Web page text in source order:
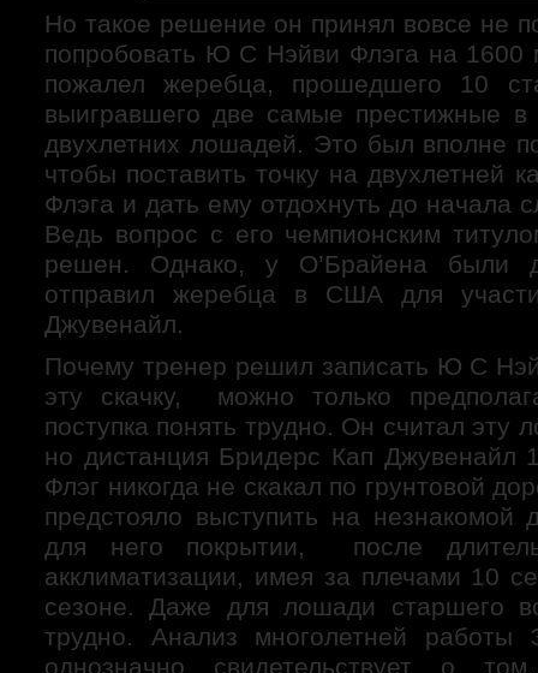
Но такое решение он принял вовсе не
попробовать Ю С Нэйви Флэга на 1600
пожалел жеребца, прошедшего 10
выигравшего две самые престижные в
двухлетних лошадей. Это был вполне
чтобы поставить точку на
Флэга и дать ему отдохнуть до начала
Ведь вопрос с его чемпионским
решен. Однако, у О’Брайена были
отправил жеребца в США для
Джувенайл.
Почему тренер решил записать Ю С
эту скачку, можно только
поступка понять трудно. Он считал эту
но дистанция Бридерс Кап
Флэг никогда не скакал по грунтовой
предстояло выступить на незнакомой
для него покрытии, после
акклиматизации, имея за плечами 10
сезоне. Даже для лошади старшего
трудно. Анализ многолетней работы
однозначно свидетельствует о